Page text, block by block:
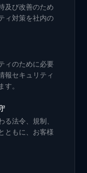
及び改善のため
ィ対策を社内の
ィのために必要
報セキュリティ
。
法令、規制、
ともに、お客様